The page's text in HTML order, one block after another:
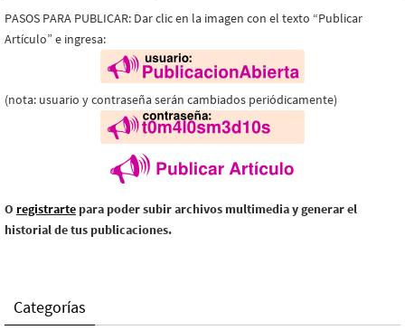
PASOS PARA PUBLICAR: Dar clic en la imagen con el texto “Publicar
Artículo” e ingresa:
(nota: usuario y contraseña serán cambiados periódicamente)
O registrarte para poder subir archivos multimedia y generar el
historial de tus publicaciones.
Categorías